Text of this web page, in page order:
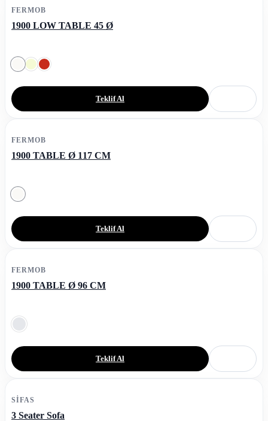
FERMOB
1900 LOW TABLE 45 Ø
Teklif Al
FERMOB
1900 TABLE Ø 117 CM
Teklif Al
FERMOB
1900 TABLE Ø 96 CM
Teklif Al
SIFAS
3 Seater Sofa